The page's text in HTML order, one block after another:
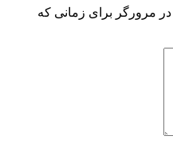
مرورگر برای زمانی که